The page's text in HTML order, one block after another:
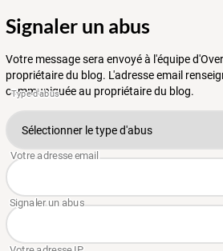
Signaler un abus
Votre message sera envoyé à l'équipe
propriétaire du blog. L'adresse email
communiquée au propriétaire du blog.